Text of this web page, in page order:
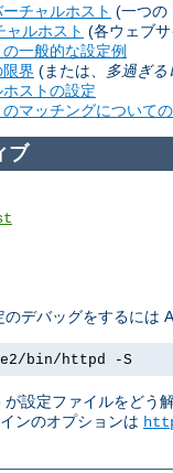
チャルホスト (一つの
ャルホスト (各ウェブ
一般的な設定例
界 (または、 多過ぎる
ストの設定
マッチングについて
ブ
デバッグをするには
bin/httpd -S
設定ファイルをどう
ンのオプションは